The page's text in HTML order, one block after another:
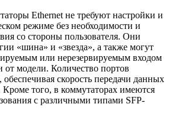
Ethernet не требуют настройки и
режиме без необходимости и
со стороны пользователя. Они
«шина» и «звезда», а также могут
или нерезервируемым входом
от модели. Количество портов
обеспечивая скорость передачи данных
того, в коммутаторах имеются
с различными типами SFP-